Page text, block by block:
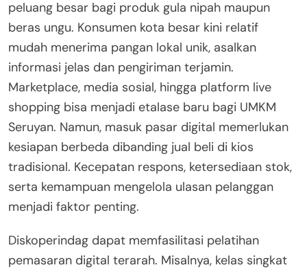
peluang besar bagi produk gula nipah maupun
beras ungu. Konsumen kota besar kini relatif
mudah menerima pangan lokal unik, asalkan
informasi jelas dan pengiriman terjamin.
Marketplace, media sosial, hingga platform live
shopping bisa menjadi etalase baru bagi UMKM
Seruyan. Namun, masuk pasar digital memerlukan
kesiapan berbeda dibanding jual beli di kios
tradisional. Kecepatan respons, ketersediaan stok,
serta kemampuan mengelola ulasan pelanggan
menjadi faktor penting.
Diskoperindag dapat memfasilitasi pelatihan
pemasaran digital terarah. Misalnya, kelas singkat